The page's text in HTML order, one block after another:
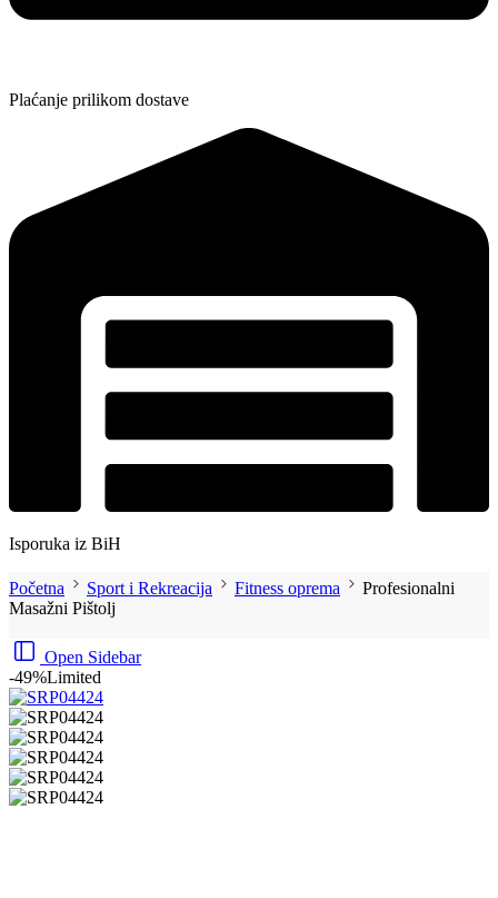
Plaćanje prilikom dostave
Isporuka iz BiH
Početna Sport i Rekreacija Fitness oprema
Profesionalni
Masažni Pištolj
Open Sidebar
-49%Limited